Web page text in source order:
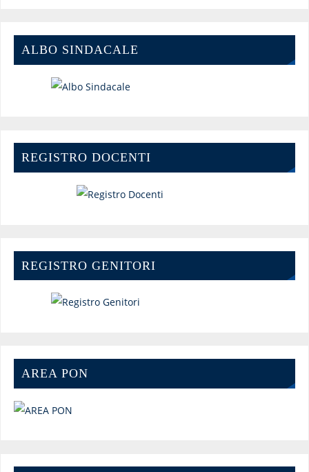
ALBO SINDACALE
REGISTRO DOCENTI
REGISTRO GENITORI
AREA PON